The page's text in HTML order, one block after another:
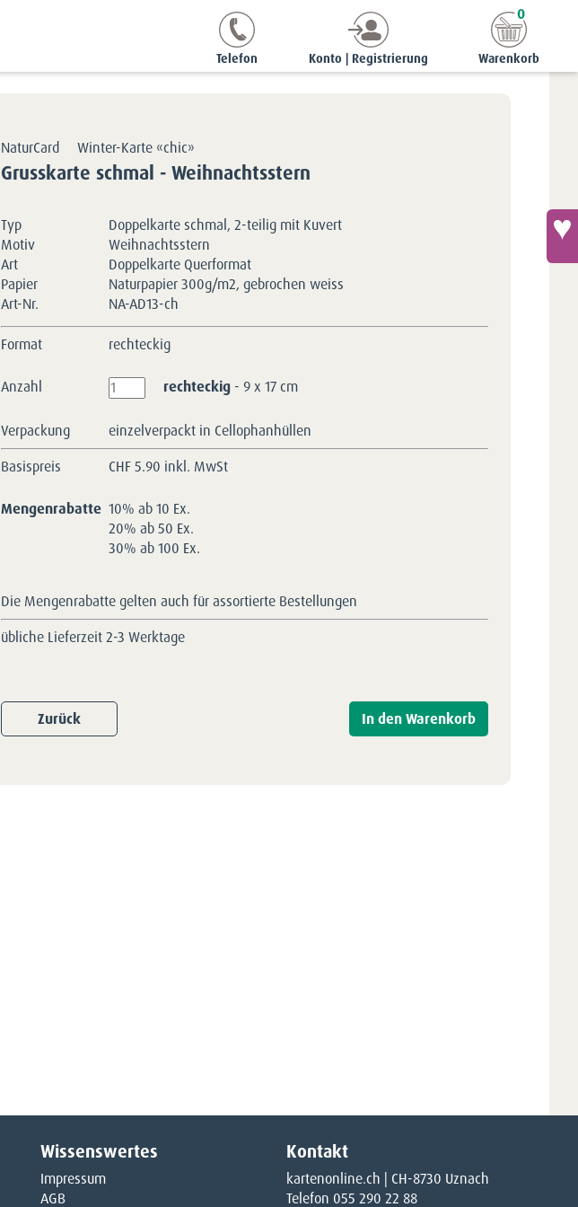
Telefon Konto | Registrierung Warenkorb
0
chic | 9 x 17 cm Grusskarte schmal - Weihnachtsstern
NaturCard Winter-Karte «chic»
Grusskarte schmal - Weihnachtsstern
Typ
Doppelkarte schmal, 2-teilig mit Kuvert
Motiv
Weihnachtsstern
Art
Doppelkarte Querformat
Papier
Naturpapier 300g/m2, gebrochen weiss
Art-Nr.
NA-AD13-ch
Format rechteckig
Anzahl rechteckig - 9 x 17 cm
Verpackung
einzelverpackt in Cellophanhüllen
Basispreis
CHF5.90 inkl. MwSt
Mengenrabatte 10% ab 10 Ex.
20% ab 50 Ex.
30% ab 100 Ex.
Die Mengenrabatte gelten auch für assortierte Bestellungen
übliche Lieferzeit 2-3 Werktage
Zurück
Wissenswertes
Impressum
AGB
Kontakt
kartenonline.ch | CH-8730 Uznach
Telefon 055 290 22 88